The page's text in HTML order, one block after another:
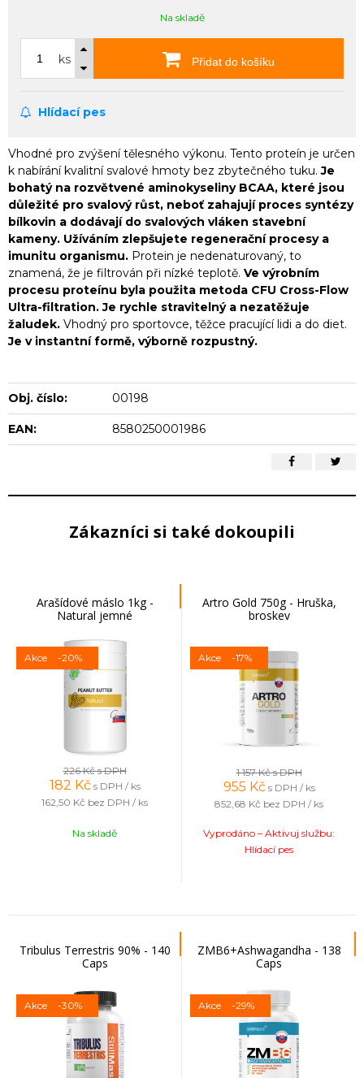
Na skladě
ks Přidat do košíku
Hlídací pes
Vhodné pro zvýšení tělesného výkonu. Tento proteín je určen
k nabírání kvalitní svalové hmoty bez zbytečného tuku.Je
bohatý na rozvětvené aminokyseliny BCAA, které jsou
důležité pro svalový růst, neboť zahajují proces syntézy
bílkovin a dodávají do svalových vláken stavební
kameny. Užíváním zlepšujete regenerační procesy a
imunitu organismu. Protein je nedenaturovaný, to
znamená, že je filtrován při nízké teplotě. Ve výrobním
procesu proteínu byla použita metoda CFU Cross-Flow
Ultra-filtration. Je rychle stravitelný a nezatěžuje
žaludek. Vhodný pro sportovce, těžce pracující lidi a do diet.
Je v instantní formě, výborně rozpustný.
Obj. číslo: 00198
EAN: 8580250001986
Zákazníci si také dokoupili
Arašídové máslo 1kg -
Natural jemné
Akce -20%
226 Kčs DPH
182 Kč s DPH / ks
162,50 Kč bez DPH / ks
Na skladě
Artro Gold 750g - Hruška,
broskev
Akce -17%
1 157 Kčs DPH
955 Kč s DPH / ks
852,68 Kč bez DPH / ks
Vyprodáno – Aktivuj službu:
Hlídací pes
Tribulus Terrestris 90% - 140
Caps
Akce -30%
ZMB6+Ashwagandha - 138
Caps
Akce -29%